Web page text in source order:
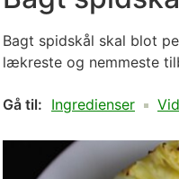
Bagt spidskål skal blot
lækreste og nemmeste
Gå til: Ingredienser